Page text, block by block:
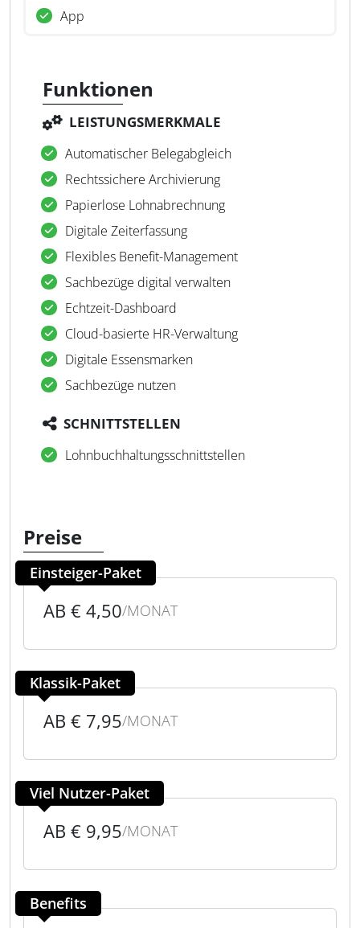
App
Funktionen
LEISTUNGSMERKMALE
Automatischer Belegabgleich
Rechtssichere Archivierung
Papierlose Lohnabrechnung
Digitale Zeiterfassung
Flexibles Benefit-Management
Sachbezüge digital verwalten
Echtzeit-Dashboard
Cloud-basierte HR-Verwaltung
Digitale Essensmarken
Sachbezüge nutzen
SCHNITTSTELLEN
Lohnbuchhaltungsschnittstellen
Preise
Einsteiger-Paket
AB € 4,50/MONAT
Klassik-Paket
AB € 7,95/MONAT
Viel Nutzer-Paket
AB € 9,95/MONAT
Benefits